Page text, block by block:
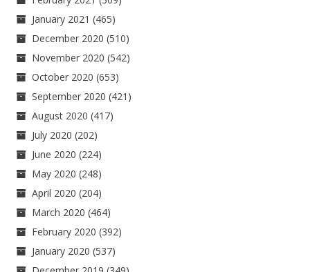
January 2021 (465)
December 2020 (510)
November 2020 (542)
October 2020 (653)
September 2020 (421)
August 2020 (417)
July 2020 (202)
June 2020 (224)
May 2020 (248)
April 2020 (204)
March 2020 (464)
February 2020 (392)
January 2020 (537)